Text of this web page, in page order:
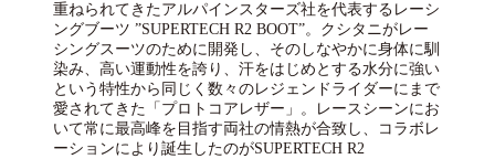
重ねられてきたアルパインスターズ社を代表するレーシ
ングブーツ ”SUPERTECH R2 BOOT”。クシタニがレー
シングスーツのために開発し、そのしなやかに身体に馴
染み、高い運動性を誇り、汗をはじめとする水分に強い
という特性から同じく数々のレジェンドライダーにまで
愛されてきた「プロトコアレザー」。レースシーンにお
いて常に最高峰を目指す両社の情熱が合致し、コラボレ
ーションにより誕生したのがSUPERTECH R2